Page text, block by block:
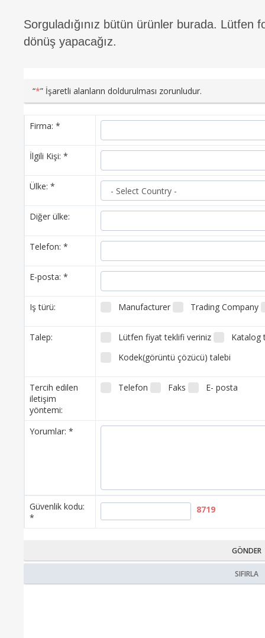
Sorguladığınız bütün ürünler burada. Lütfen
dönüş yapacağız.